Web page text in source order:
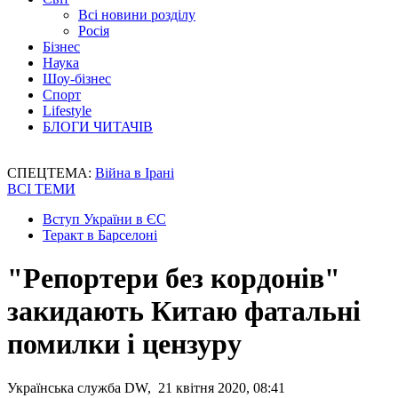
Всі новини розділу
Росія
Бізнес
Наука
Шоу-бізнес
Спорт
Lifestyle
БЛОГИ ЧИТАЧІВ
СПЕЦТЕМА: Війна в Ірані
ВСІ ТЕМИ
Вступ України в ЄС
Теракт в Барселоні
"Репортери без кордонів"
закидають Китаю фатальні
помилки і цензуру
Українська служба DW, 21 квітня 2020, 08:41